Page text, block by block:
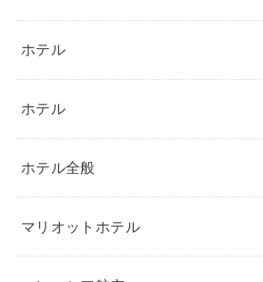
ホテル
ホテル
ホテル全般
マリオットホテル